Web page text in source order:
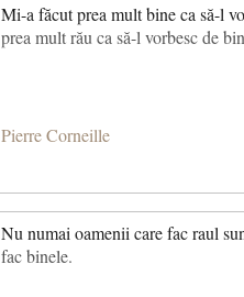
Mi-a făcut prea mult bine ca să-l
prea mult rău ca să-l vorbesc de
Pierre Corneille
Nu numai oamenii care fac raul
fac binele.